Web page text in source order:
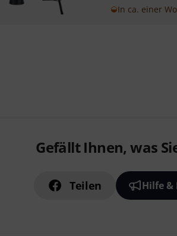
In ca. einer
Gefällt Ihnen, was
Teilen Hilfe &